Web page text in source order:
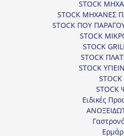
STOCK
STOCK ΜΗΧΑΝΕΣ
STOCK ΠΟΥ
STOCK
STOCK
STOCK
STOCK
STOCK
Ειδικές